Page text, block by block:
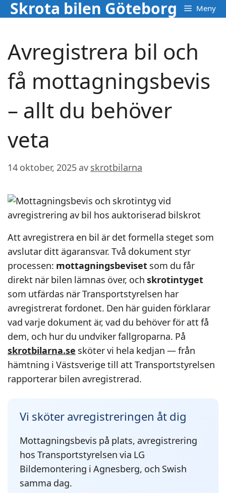
Hoppa
till
Skrota bilen Göteborg Meny
Avregistrera bil och
få mottagningsbevis
– allt du behöver
veta
14 oktober, 2025 av skrotbilarna
Att avregistrera en bil är det formella steget som
avslutar ditt ägaransvar. Två dokument styr
processen: mottagningsbeviset som du får
direkt när bilen lämnas över, och skrotintyget
som utfärdas när Transportstyrelsen har
avregistrerat fordonet. Den här guiden förklarar
vad varje dokument är, vad du behöver för att få
dem, och hur du undviker fallgroparna. På
skrotbilarna.se sköter vi hela kedjan — från
hämtning i Västsverige till att Transportstyrelsen
rapporterar bilen avregistrerad.
Vi sköter avregistreringen åt dig
Mottagningsbevis på plats, avregistrering
hos Transportstyrelsen via LG
Bildemontering i Agnesberg, och Swish
samma dag.